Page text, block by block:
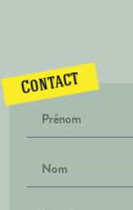
Contact